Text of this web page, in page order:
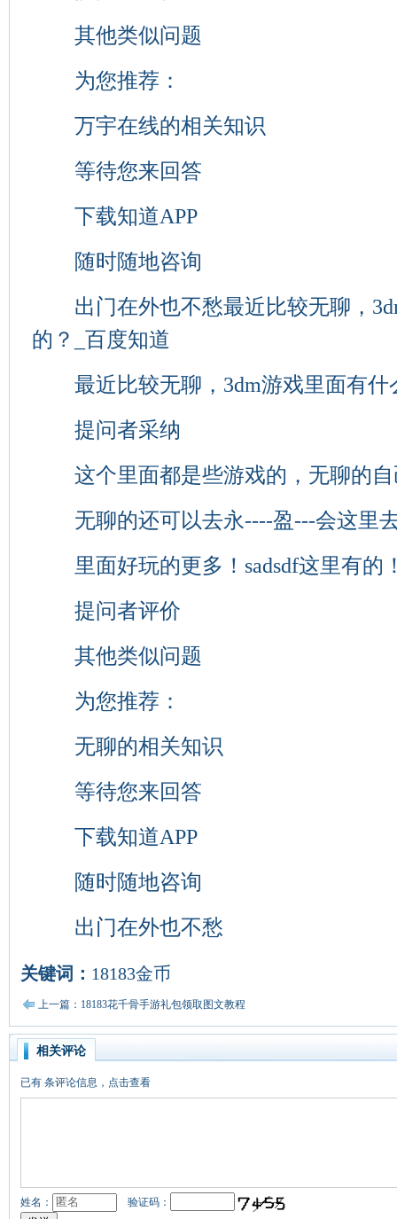
其他类似问题
为您推荐：
万宇在线的相关知识
等待您来回答
下载知道APP
随时随地咨询
出门在外也不愁最近比较无聊，
的？_百度知道
最近比较无聊，3dm游戏里面有什
提问者采纳
这个里面都是些游戏的，无聊的自
无聊的还可以去永----盈---会这里
里面好玩的更多！sadsdf这里有的
提问者评价
其他类似问题
为您推荐：
无聊的相关知识
等待您来回答
下载知道APP
随时随地咨询
出门在外也不愁
关键词： 18183金币
上一篇：18183花千骨手游礼包领取图文教程
相关评论
已有 条评论信息，点击查看
姓名： 验证码：